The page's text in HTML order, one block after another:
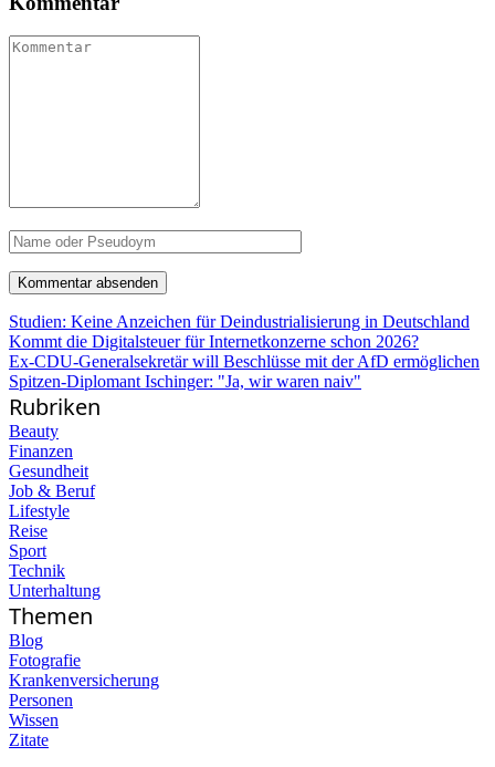
Studien: Keine Anzeichen für Deindustrialisierung in Deutschland
Kommt die Digitalsteuer für Internetkonzerne schon 2026?
Ex-CDU-Generalsekretär will Beschlüsse mit der AfD ermöglichen
Spitzen-Diplomant Ischinger: "Ja, wir waren naiv"
Rubriken
Beauty
Finanzen
Gesundheit
Job & Beruf
Lifestyle
Reise
Sport
Technik
Unterhaltung
Themen
Blog
Fotografie
Krankenversicherung
Personen
Wissen
Zitate